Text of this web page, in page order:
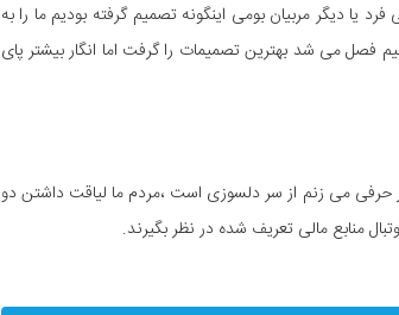
یا دیگر مربیان بومی اینگونه تصمیم گرفته بودیم ما را به
می شد بهترین تصمیمات را گرفت اما انگار بیشتر پای
می زنم از سر دلسوزی است ،مردم ما لیاقت داشتن دو
منابع مالی تعریف شده در نظر بگیرند.